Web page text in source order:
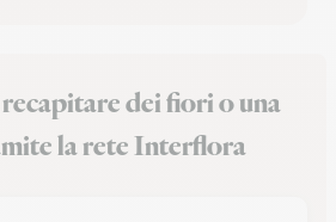
dei fiori o una
la rete Interflora